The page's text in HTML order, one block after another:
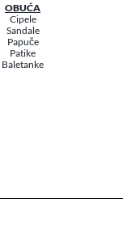
OBUĆA
Cipele
Sandale
Papuče
Patike
Baletanke